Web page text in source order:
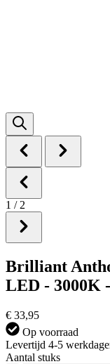
1 / 2
Brilliant
LED - 3000K
€ 33,95
Op voorraad
Levertijd 4-5
Aantal stuks